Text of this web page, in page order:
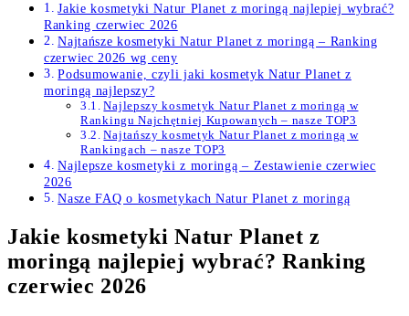
Jakie kosmetyki Natur Planet z moringą najlepiej wybrać?
Ranking czerwiec 2026
Najtańsze kosmetyki Natur Planet z moringą – Ranking
czerwiec 2026 wg ceny
Podsumowanie, czyli jaki kosmetyk Natur Planet z
moringą najlepszy?
Najlepszy kosmetyk Natur Planet z moringą w
Rankingu Najchętniej Kupowanych – nasze TOP3
Najtańszy kosmetyk Natur Planet z moringą w
Rankingach – nasze TOP3
Najlepsze kosmetyki z moringą – Zestawienie czerwiec
2026
Nasze FAQ o kosmetykach Natur Planet z moringą
Jakie kosmetyki Natur Planet z
moringą najlepiej wybrać? Ranking
czerwiec 2026